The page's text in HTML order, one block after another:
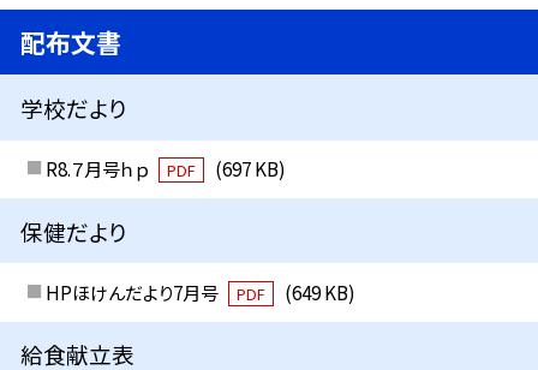
配布文書
学校だより
R8.７月号ｈｐ PDF (697 KB)
保健だより
HPほけんだより7月号 PDF (649 KB)
給食献立表